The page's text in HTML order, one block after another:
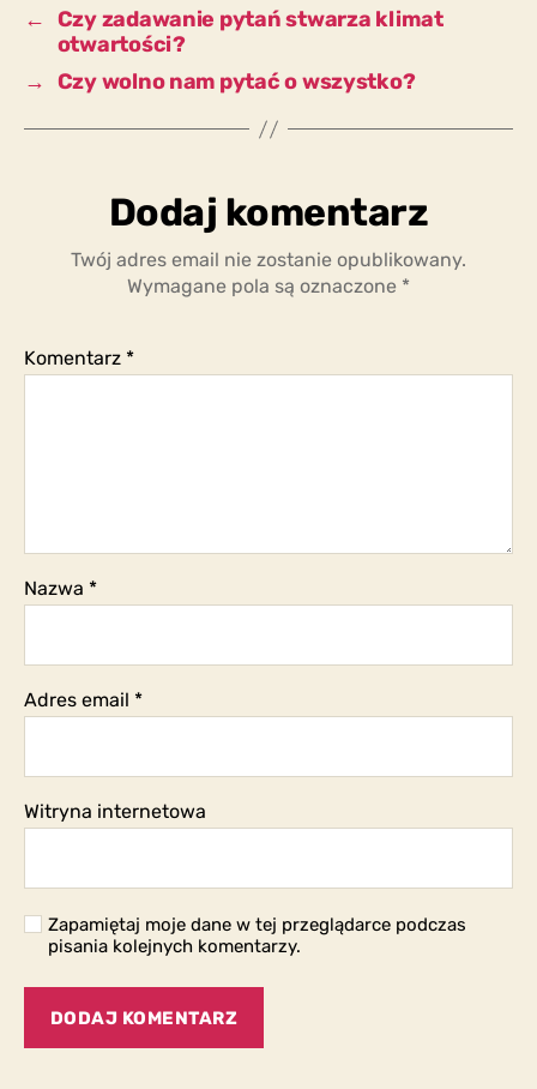
← Czy zadawanie pytań stwarza klimat
otwartości?
→ Czy wolno nam pytać o wszystko?
Dodaj komentarz
Twój adres email nie zostanie opublikowany.
Wymagane pola są oznaczone *
Komentarz *
Nazwa *
Adres email *
Witryna internetowa
Zapamiętaj moje dane w tej przeglądarce podczas
pisania kolejnych komentarzy.